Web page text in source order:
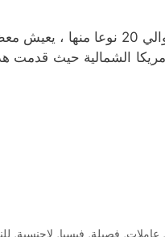
دبابير الهورنيت هي دبابير من فصيلة فيسبا
الشمالية حيث قدمت
, عاملات, فصيلة, فيسبا, لاجنسية,